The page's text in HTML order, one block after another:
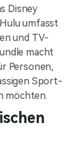
Disney
umfasst
und TV-
macht
Personen,
Sport-
möchten.